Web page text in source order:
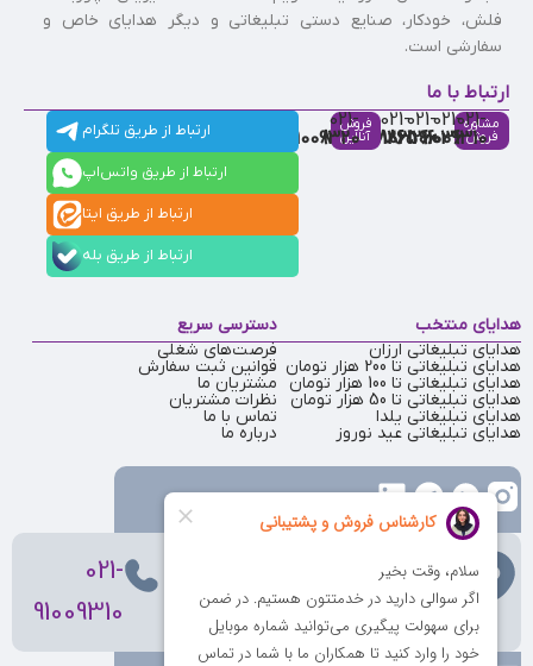
فلش، خودکار، صنایع دستی تبلیغاتی و دیگر هدایای خاص و
سفارشی است.
ارتباط با ما
مشاوره
فروش
021-
91009310
021-
86126036
021-
86126506
021-
88537803
فروش
آنلاین
021-
91009320
ارتباط از طریق تلگرام
ارتباط از طریق واتس‌اپ
ارتباط از طریق ایتا
ارتباط از طریق بله
هدایای منتخب
هدایای تبلیغاتی ارزان
هدایای تبلیغاتی تا 200 هزار تومان
هدایای تبلیغاتی تا 100 هزار تومان
هدایای تبلیغاتی تا 50 هزار تومان
هدایای تبلیغاتی یلدا
هدایای تبلیغاتی عید نوروز
دسترسی سریع
فرصت‌های شغلی
قوانین ثبت سفارش
مشتریان ما
نظرات مشتریان
تماس با ما
درباره ما
تهران، ولیعصر، بالاتر از بهشتی،
بن‌بست پردیس، پلاک 12
021-
91009310